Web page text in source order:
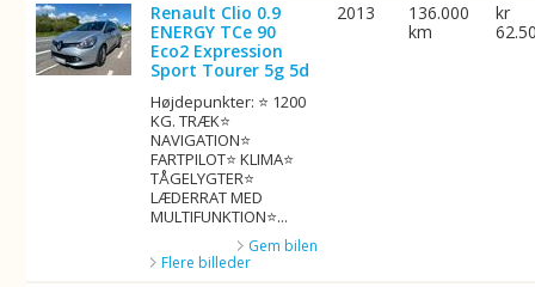
Renault Clio 0.9
ENERGY TCe 90
Eco2 Expression
Sport Tourer 5g 5d
Højdepunkter: ⭐ 1200
KG. TRÆK⭐
NAVIGATION⭐
FARTPILOT⭐ KLIMA⭐
TÅGELYGTER⭐
LÆDERRAT MED
MULTIFUNKTION⭐...
Gem bilen
Flere billeder
2013
136.000
km
kr